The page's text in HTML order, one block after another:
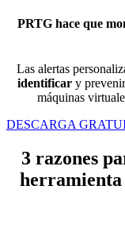
PRTG hace que
Las alertas
identificar y
máquinas
DESCARGA
3 razones